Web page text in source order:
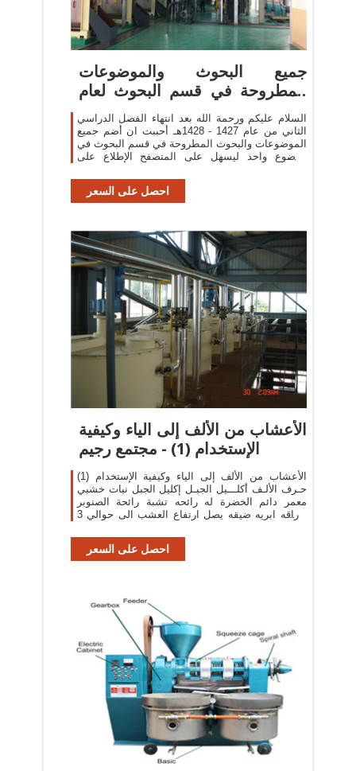
جميع البحوث والموضوعات
المطروحة في قسم البحوث لعام
1428هـ ...
السلام عليكم ورحمة الله بعد انتهاء الفصل الدراسي
الثاني من عام 1427 - 1428هـ أحببت ان أضم جميع
الموضوعات والبحوث المطروحة في قسم البحوث في
موضوع واحد ليسهل على المتصفح الإطلاع على
احصل على السعر
الأعشاب من الألف إلى الياء وكيفية
الإستخدام (1) - مجتمع رجيم
الأعشاب من الألف إلى الياء وكيفية الإستخدام (1)
حـرف الألـف أكلـــيل الجبـل إكليل الجبل نبات خشبي
معمر دائم الخضرة له رائحه تشبة رائحة الصنوبر
أوراقه ابريه ضيقه يصل ارتفاع العشب الى حوالي 3
احصل على السعر